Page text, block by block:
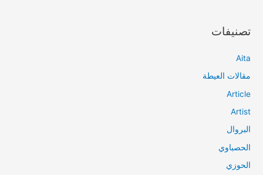
تصنيفات
Aita
مقالات العيطة
Article
Artist
البروال
الحصباوي
الحوزي